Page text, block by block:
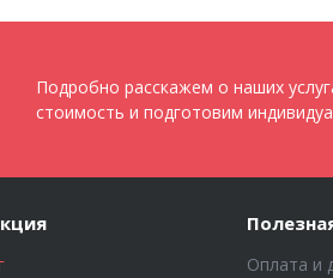
Подробно расскажем о наших
стоимость и подготовим
Оплата и